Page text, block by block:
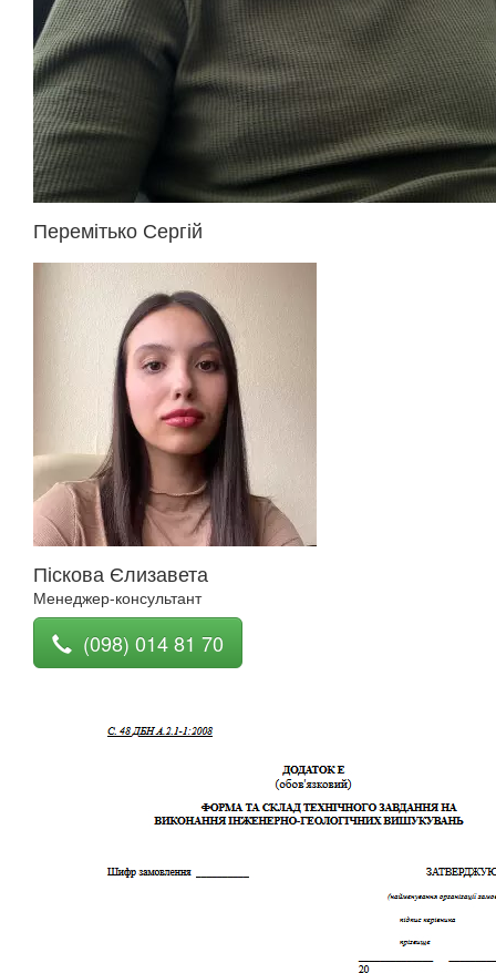
Перемітько Сергій
Піскова Єлизавета
Менеджер-консультант
(098) 014 81 70